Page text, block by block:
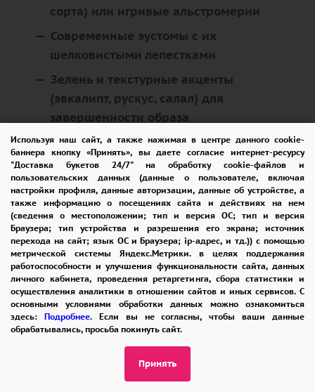
Используя наш сайт, а также нажимая в центре данного cookie-
баннера кнопку «Принять», вы даете согласие интернет-ресурсу
"Доставка букетов 24/7" на обработку cookie-файлов и
пользовательских данных (данные о пользователе, включая
настройки профиля, данные авторизации, данные об устройстве, а
также информацию о посещениях сайта и действиях на нем
(сведения о местоположении; тип и версия ОС; тип и версия
Браузера; тип устройства и разрешения его экрана; источник
перехода на сайт; язык ОС и Браузера; ip-адрес, и тд.)) с помощью
метрической системы Яндекс.Метрики. в целях поддержания
работоспособности и улучшения функциональности сайта, данных
личного кабинета, проведения ретаргетинга, сбора статистики и
осуществления аналитики в отношении сайтов и иных сервисов. С
основными условиями обработки данных можно ознакомиться
здесь: Подробнее. Если вы не согласны, чтобы ваши данные
обрабатывались, просьба покинуть сайт.
Принять
сорта) или игривые альстромерии
Современные эустомы с их
шелковистыми лепестками
Зелень и текстурные акценты
(эвкалипт, рускус, салал) для
завершенности образа
Мы подбираем цветыпо сезону, стилю и
вашему желанию, создавая композиции,
которые говорят сами за себя. Размер и
дизайн коробки всегда выбираются так,
чтобы цветы чувствовали себя свободно и
выглядели безупречно.
Дарите не просто цветы, дарите впечатление
и удобство – с нашими композициями в
коробке!